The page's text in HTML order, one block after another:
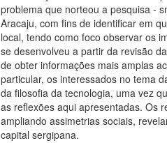
problema que norteou a pesquisa -
Aracaju, com fins de identificar em
local, tendo como foco observar os
se desenvolveu a partir da revisão
de obter informações mais amplas
particular, os interessados no tema
da filosofia da tecnologia, uma vez
as reflexões aqui apresentadas. Os
ampliando assimetrias sociais,
capital sergipana.